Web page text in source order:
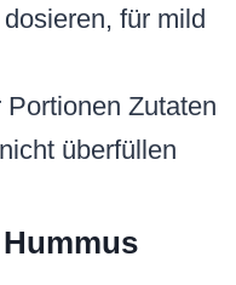
für mild
Zutaten
überfüllen